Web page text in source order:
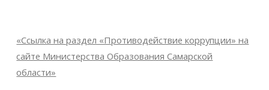
«Ссылка на раздел «Противодействие коррупции» на
сайте Министерства Образования Самарской
области»